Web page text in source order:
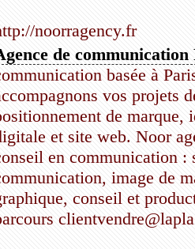
noorragency.fr
de communication
basée à
vos projets
de marque,
et site web. Noor
en communication :
image de
conseil et